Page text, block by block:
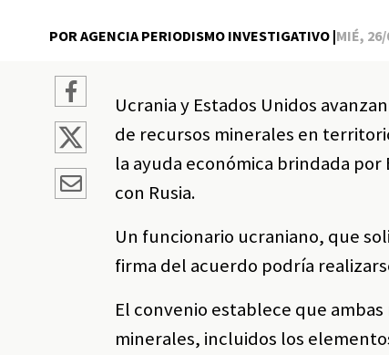
POR AGENCIA PERIODISMO INVESTIGATIVO |MIÉ,
Ucrania y Estados Unidos
de recursos minerales en
la ayuda económica brindada
con Rusia.
Un funcionario ucraniano, que
firma del acuerdo podría
El convenio establece que
minerales, incluidos los